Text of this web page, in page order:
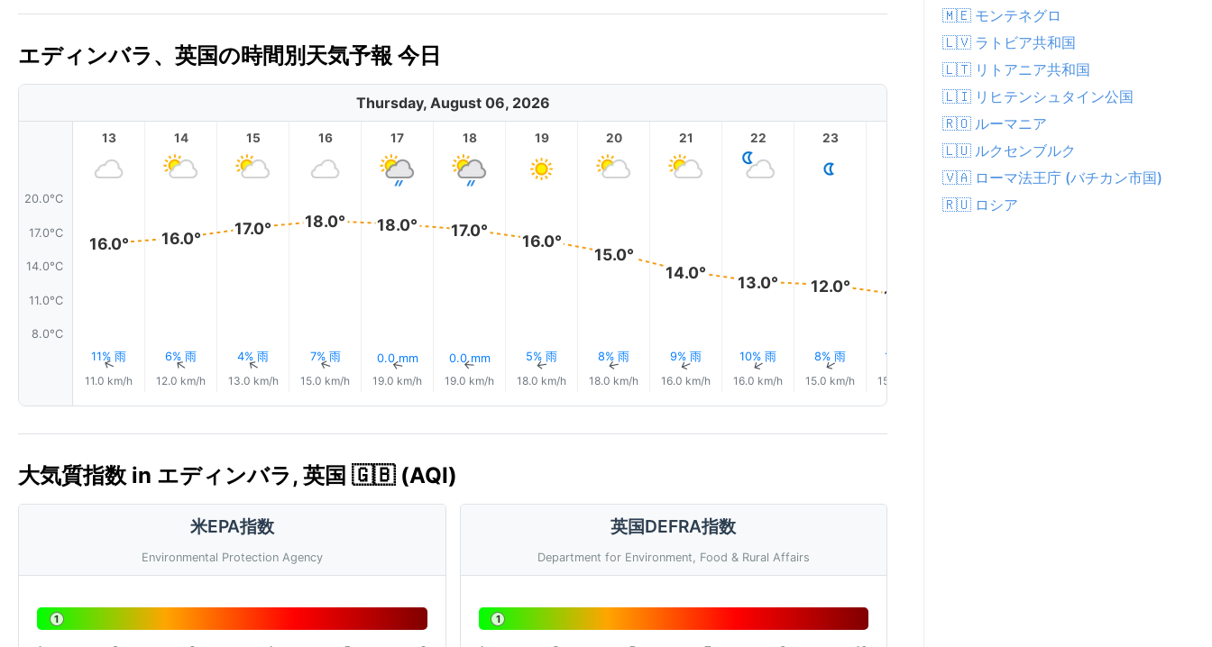
エディンバラ、英国の時間別天気予報 今日
Thursday, August 06, 2026
20.0°C
17.0°C
14.0°C
11.0°C
8.0°C
13
16.0°
11% 雨
↑
11.0 km/h
14
16.0°
6% 雨
↑
12.0 km/h
15
17.0°
4% 雨
↑
13.0 km/h
16
18.0°
7% 雨
↑
15.0 km/h
17
18.0°
0.0 mm
↑
19.0 km/h
18
17.0°
0.0 mm
↑
19.0 km/h
19
16.0°
5% 雨
↑
18.0 km/h
20
15.0°
8% 雨
↑
18.0 km/h
21
14.0°
9% 雨
↑
16.0 km/h
22
13.0°
10% 雨
↑
16.0 km/h
23
12.0°
8% 雨
↑
15.0 km/h
11.0°
11% 雨
15.0 km/h
大気質指数 in エディンバラ, 英国 🇬🇧 (AQI)
米EPA指数
Environmental Protection Agency
1
英国DEFRA指数
Department for Environment, Food & Rural Affairs
1
🇲🇪 モンテネグロ
🇱🇻 ラトビア共和国
🇱🇹 リトアニア共和国
🇱🇮 リヒテンシュタイン公国
🇷🇴 ルーマニア
🇱🇺 ルクセンブルク
🇻🇦 ローマ法王庁 (バチカン市国)
🇷🇺 ロシア